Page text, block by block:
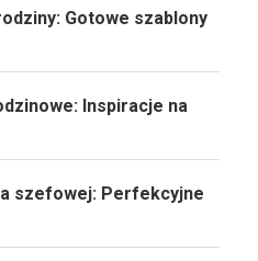
Gotowe szablony
Inspiracje na
szefowej: Perfekcyjne